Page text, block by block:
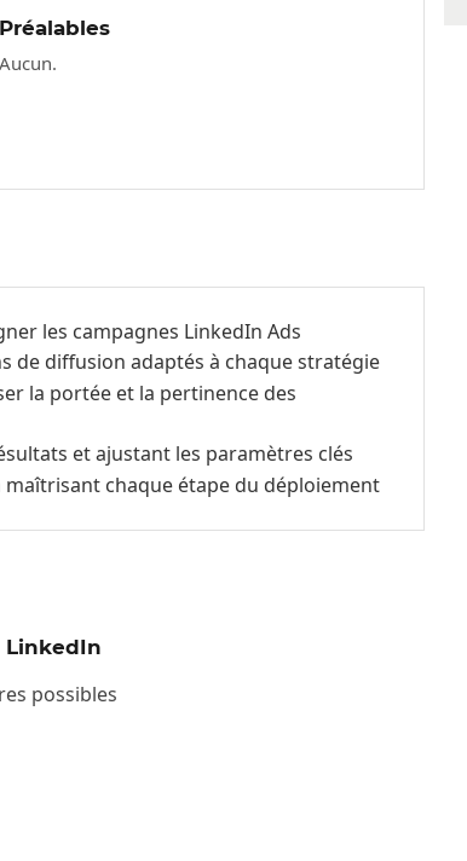
Préalables
Aucun.
les campagnes LinkedIn Ads
de diffusion adaptés à chaque stratégie
la portée et la pertinence des
et ajustant les paramètres clés
chaque étape du déploiement
LinkedIn
possibles